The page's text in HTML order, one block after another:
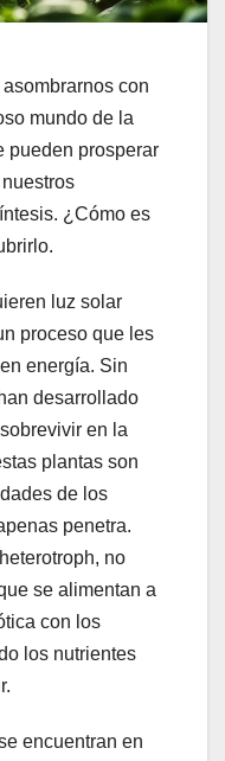
con
mundo de la
pueden prosperar
¿Cómo es
luz solar
proceso que les
energía. Sin
desarrollado
en la
plantas son
de los
penetra.
no
se alimentan a
con los
los nutrientes
encuentran en